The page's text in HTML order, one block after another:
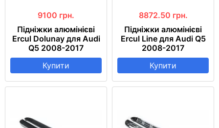
9100 грн.
Підніжки алюмінієві
Ercul Dolunay для Audi
Q5 2008-2017
Купити
8872.50 грн.
Підніжки алюмінієві
Ercul Line для Audi Q5
2008-2017
Купити